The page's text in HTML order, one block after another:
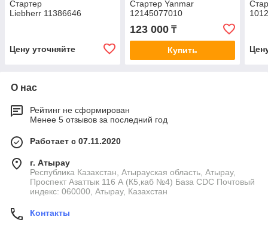
Стартер
Liebherr 11386646
Цену уточняйте
Стартер Yanmar
12145077010
123 000₸
Купить
О нас
Рейтинг не сформирован
Менее 5 отзывов за последний год
Работает с 07.11.2020
г. Атырау
Республика Казахстан, Атырауская область, Атырау,
Проспект Азаттык 116 А (К5,каб №4) База CDC Почтовый
индекс: 060000, Атырау, Казахстан
Контакты